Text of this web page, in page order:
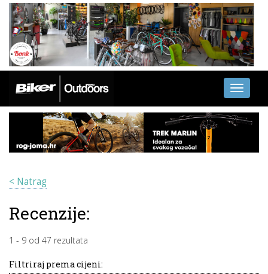
Toggle
< Natrag
Recenzije:
1 - 9 od 47 rezultata
Filtriraj prema cijeni: